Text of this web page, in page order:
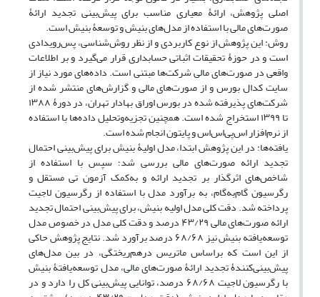
اصلی پژوهش، ارائۀ معیاری مناسب برای پیش‌بینی تجدید ارائۀ
صورت‌های مالی با استفاده از مدل‌های بنیش و توسعۀ بنیش است.
روش: این پژوهش از نوع کاربردی و از نظر روش‌شناسی، پس‌رویدادی
است و در حوزۀ تحقیقات اثباتی حسابداری قرار می‌گیرد و بر اطلاعات
واقعی در صورت‌های مالی شرکت‌ها مبتنی است. داده‌های مورد نیاز از
سایت کدال بورس و از صورت‌های مالی و گزارش‌های منتشر شده از
شرکت‌های پذیرفته شده در بورس اوراق بهادار تهران، در دورۀ ۱۳۸۸
تا ۱۳۹۹ استخراج شده است. همچنین تجزیه‌وتحلیل داده‌ها با استفاده
از نرم‌افزار اس‌پی‌اس‌اس و پایتون انجام شده است.
یافته‌ها: در این پژوهش ابتدا، مدل اولیۀ بنیش برای پیش‌بینی احتمال
تجدید ارائه صورت‌های مالی بررسی شد؛ سپس با استفاده از
شاخص‌های اثرگذار بر تجدید ارائه و به‌کمک آزمون تی مستقل و
رگرسیون گام‌به‌گام، به برآورد مدل با استفاده از رگرسیون لاجیت
پرداخته شد. دقت کلی مدل اولیه بنیش، برای پیش‌بینی احتمال تجدید
ارائه صورت‌های مالی ۴۳/۲۹ درصد و دقت کلی مدل در خصوص مدل
توسعه‌یافته بنیش نیز ۶۸/۶۸ درصد برآورد شد. نتایج پژوهش حاکی
از این است که براساس ماتریس درهم‌ریختگی، در بین مدل‌های
پیش‌بینی‌کنندۀ تجدید ارائۀ صورت‌های مالی، مدل توسعه‌یافتۀ بنیش
با رگرسیون لاجیت ۶۸/۶۸ درصد، توانایی پیش‌بینی کل را دارد و در